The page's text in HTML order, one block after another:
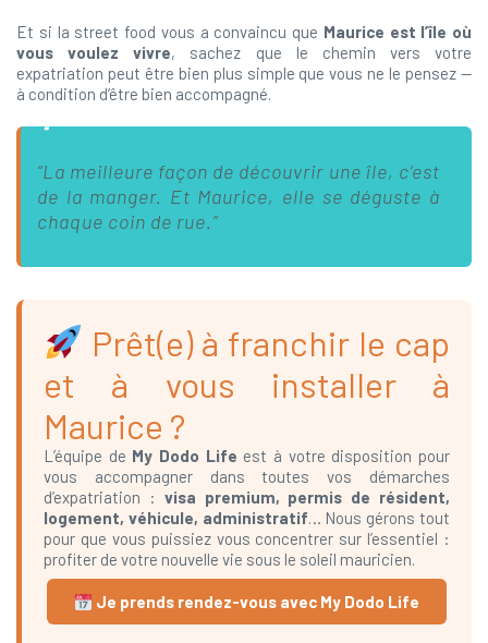
Et si la street food vous a convaincu que Maurice est l’île où
vous voulez vivre, sachez que le chemin vers votre
expatriation peut être bien plus simple que vous ne le pensez —
à condition d’être bien accompagné.
“La meilleure façon de découvrir une île, c’est
de la manger. Et Maurice, elle se déguste à
chaque coin de rue.”
Prêt(e) à franchir le cap
et à vous installer à
Maurice ?
L’équipe de My Dodo Life est à votre disposition pour
vous accompagner dans toutes vos démarches
d’expatriation : visa premium, permis de résident,
logement, véhicule, administratif… Nous gérons tout
pour que vous puissiez vous concentrer sur l’essentiel :
profiter de votre nouvelle vie sous le soleil mauricien.
Je prends rendez-vous avec My Dodo Life